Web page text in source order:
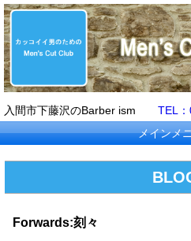
入間市下藤沢のBarber ism TEL
メインメ
Forwards:刻々